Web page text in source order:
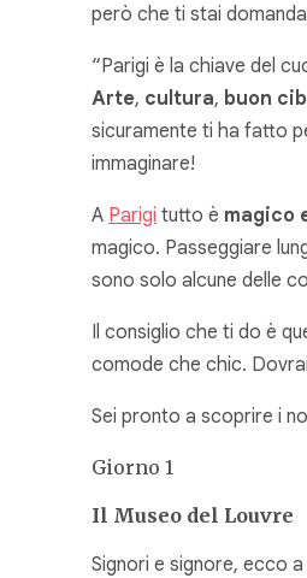
però che ti stai
“Parigi è la chiave del
Arte, cultura, buon
sicuramente ti ha fatto
immaginare!
A Parigi tutto è magico
magico. Passeggiare
sono solo alcune delle
Il consiglio che ti do è
comode che chic.
Sei pronto a scoprire i
Giorno 1
Il Museo del Louvre
Signori e signore, ecco a